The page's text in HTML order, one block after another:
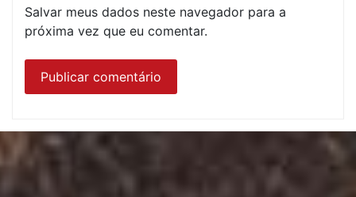
Salvar meus dados neste navegador para a
próxima vez que eu comentar.